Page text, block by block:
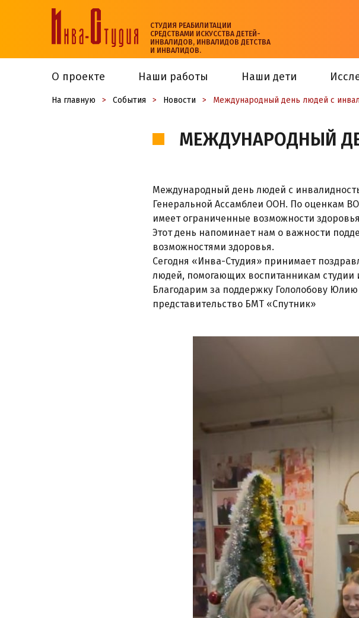
СТУДИЯ РЕАБИЛИТАЦИИ
СРЕДСТВАМИ ИСКУССТВА ДЕТЕЙ-
ИНВАЛИДОВ, ИНВАЛИДОВ ДЕТСТВА
И ИНВАЛИДОВ.
О проекте
Наши работы Наши дети
На главную > События > Новости > Международный день людей с
МЕЖДУНАРОДНЫЙ
Международный день людей с
Генеральной Ассамблеи ООН. По оценкам
имеет ограниченные возможности
Этот день напоминает нам о важности
возможностями здоровья.
Сегодня «Инва-Студия» принимает
людей, помогающих воспитанникам студии
Благодарим за поддержку Гололобову
представительство БМТ «Спутник»